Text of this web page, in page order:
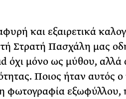
και εξαιρετικά
Στρατή Πασχάλη μας
όχι μόνο ως μύθου, αλλά
Ποιος ήταν αυτός ο
φωτογραφία